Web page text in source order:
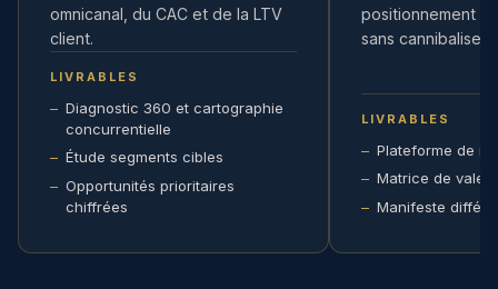
omnicanal, du CAC et de la LTV
client.
LIVRABLES
Diagnostic 360 et cartographie
concurrentielle
Étude segments cibles
Opportunités prioritaires
chiffrées
positionnement
sans cannibaliser
LIVRABLES
Plateforme de
Matrice de
Manifeste